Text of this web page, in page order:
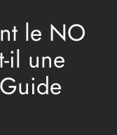
le NO
il une